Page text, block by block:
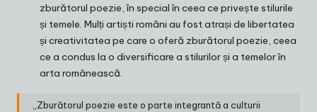
zburătorul poezie, în special în ceea ce privește stilurile
și temele. Mulți artiști români au fost atrași de libertatea
și creativitatea pe care o oferă zburătorul poezie, ceea
ce a condus la o diversificare a stilurilor și a temelor în
arta românească.
„Zburătorul poezie este o parte integrantă a culturii